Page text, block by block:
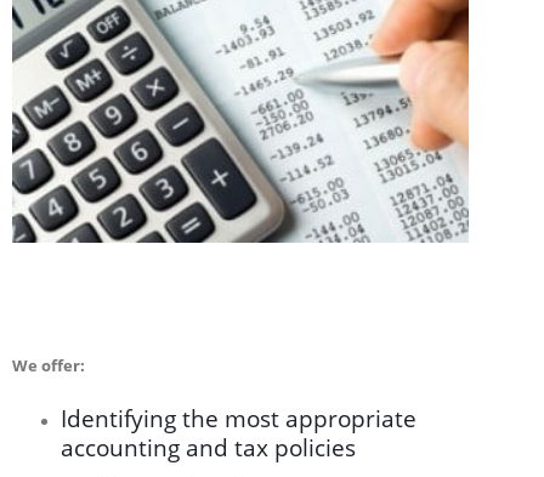
We offer:
Identifying the most appropriate
accounting and tax policies